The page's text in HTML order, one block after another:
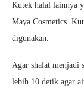
Kutek halal lainnya
Maya Cosmetics.
digunakan.
Agar shalat menjadi
lebih 10 detik agar